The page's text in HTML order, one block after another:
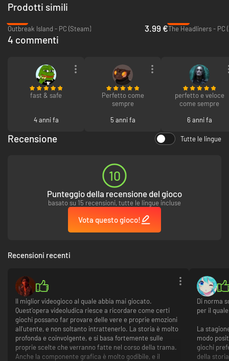
Prodotti simili
Outbreak Island - PC (Steam)
3.99 €The Headliners - PC
4 commenti
fast & safe
4 anni fa
Perfetto come
sempre
5 anni fa
perfetto e veloce
come sempre
6 anni fa
Recensione Tutte le lingue
10
Punteggio della recensione del gioco
basato su 15 recensioni, tutte le lingue incluse
Vota questo gioco!
Recensioni recenti
Il miglior videogioco al quale abbia mai giocato.
Quest'opera videoludica riesce a ricordare come certi
giochi possano far provare delle vere e proprie emozioni
all'utente, e non soltanto intrattenerlo. La storia è molto
profonda e coinvolgente, e si basa fortemente sulle
proprie scelte che verranno fatte nel corso della trama.
Anche la componente grafica è molto godibile, e il
Di norma
per il
La
modo
giochi
della